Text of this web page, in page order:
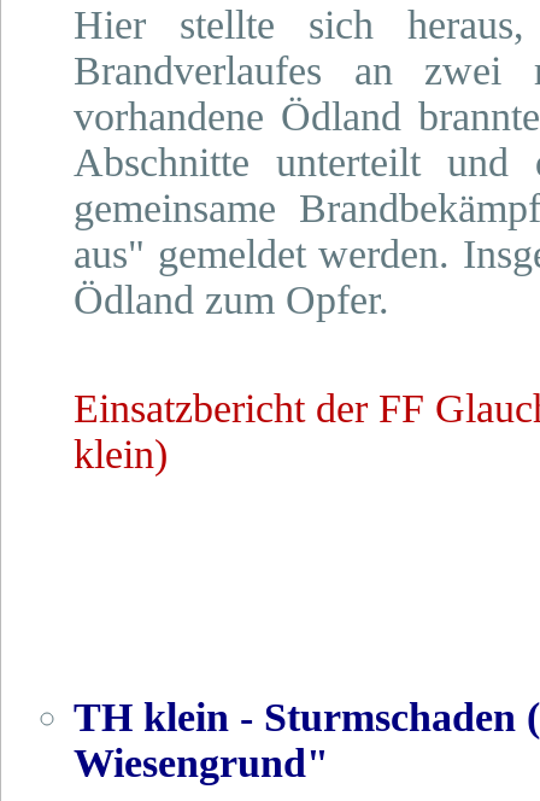
Hier stellte sich
Brandverlaufes an zwei
vorhandene Ödland
Abschnitte unterteilt
gemeinsame
aus" gemeldet werden.
Ödland zum Opfer.
Einsatzbericht der FF
klein)
TH klein - Sturmschaden
Wiesengrund"